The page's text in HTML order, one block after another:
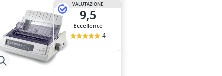
VALUTAZIONE
9,5
Eccellente
4